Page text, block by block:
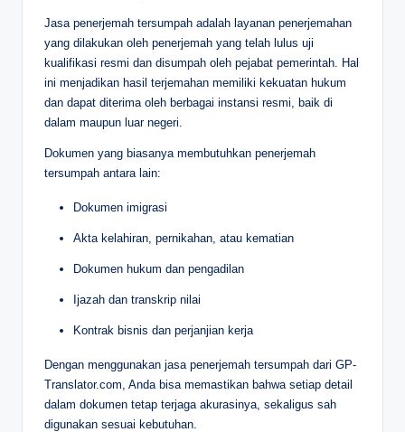
Jasa penerjemah tersumpah adalah layanan penerjemahan
yang dilakukan oleh penerjemah yang telah lulus uji
kualifikasi resmi dan disumpah oleh pejabat pemerintah. Hal
ini menjadikan hasil terjemahan memiliki kekuatan hukum
dan dapat diterima oleh berbagai instansi resmi, baik di
dalam maupun luar negeri.
Dokumen yang biasanya membutuhkan penerjemah
tersumpah antara lain:
Dokumen imigrasi
Akta kelahiran, pernikahan, atau kematian
Dokumen hukum dan pengadilan
Ijazah dan transkrip nilai
Kontrak bisnis dan perjanjian kerja
Dengan menggunakan jasa penerjemah tersumpah dari GP-
Translator.com, Anda bisa memastikan bahwa setiap detail
dalam dokumen tetap terjaga akurasinya, sekaligus sah
digunakan sesuai kebutuhan.